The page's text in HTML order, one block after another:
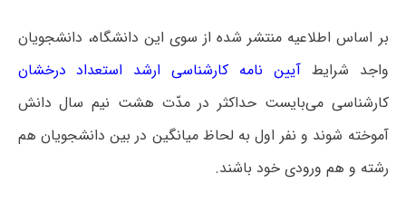
بر اساس اطلاعیه منتشر شده از سوی این دانشگاه، دانشجویان
واجد شرایطآیین نامه کارشناسی ارشد استعداد درخشان
کارشناسی می‌بایست حداکثر در مدّت هشت نیم سال دانش
آموخته شوند و نفر اول به لحاظ میانگین در بین دانشجویان هم
رشته و هم ورودی خود باشند.